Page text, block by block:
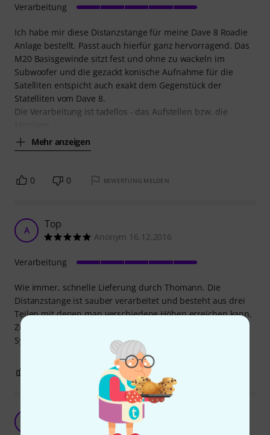
Ich habe mir diese Distanzstange für meine Dave 8 Roadie
Anlage bestellt. Passt auch hierfür ganz hervorragend. Das
M20 Basisgewinde sitzt fest und ohne zu wackeln im
Subwoofer und die gezackt konische Aufnahme für die
Satelliten entspicht auch exakt dem Gegenstück der
Statelliten vom Dave 8.
Die Verarbeitung ist tadellos - das Aufstellen bzw. die
Mehr anzeigen
Verarbeitung
0 0 BEWERTUNG MELDEN
A Top
Anonym 16.12.2016
Wie immer, schnelle Lieferung durch Thomann. Die
Distanzstange ist sauber verarbeitet und besteht aus drei
Teilen mit denen man verschiedene Höhen erreichen kann.
Zusätzlich gibt es zwei Kabelklemmen. Nur für Curv-500-
Systeme geeignet.
Verarbeitung
BEWERTUNG MELDEN
Perfekte Ergänzung fürs LD Curv
theandiller 01.01.2025